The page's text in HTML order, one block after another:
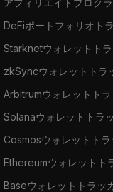
DeFiポートフォリオト
Starknetウォレットト
zkSyncウォレットトラ
Arbitrumウォレットト
Solanaウォレットトラ
Cosmosウォレットトラ
Ethereumウォレットト
Baseウォレットトラッ